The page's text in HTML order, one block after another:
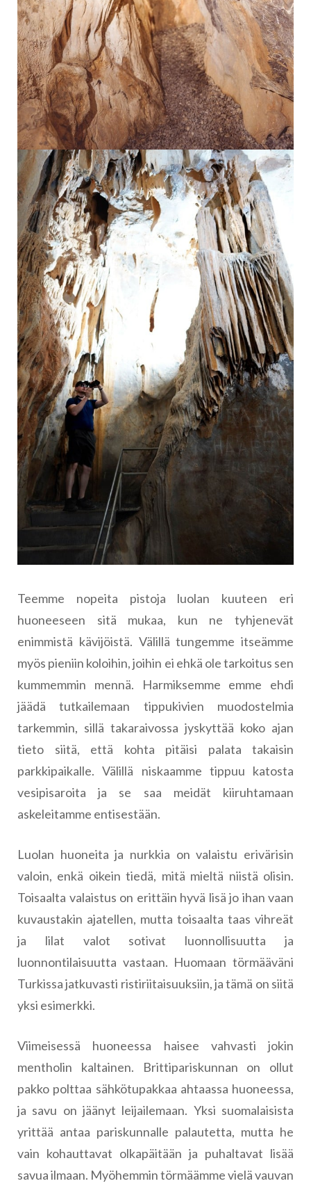
Teemme nopeita pistoja luolan kuuteen eri
huoneeseen sitä mukaa, kun ne tyhjenevät
enimmistä kävijöistä. Välillä tungemme itseämme
myös pieniin koloihin, joihin ei ehkä ole tarkoitus sen
kummemmin mennä. Harmiksemme emme ehdi
jäädä tutkailemaan tippukivien muodostelmia
tarkemmin, sillä takaraivossa jyskyttää koko ajan
tieto siitä, että kohta pitäisi palata takaisin
parkkipaikalle. Välillä niskaamme tippuu katosta
vesipisaroita ja se saa meidät kiiruhtamaan
askeleitamme entisestään.
Luolan huoneita ja nurkkia on valaistu erivärisin
valoin, enkä oikein tiedä, mitä mieltä niistä olisin.
Toisaalta valaistus on erittäin hyvä lisä jo ihan vaan
kuvaustakin ajatellen, mutta toisaalta taas vihreät
ja lilat valot sotivat luonnollisuutta ja
luonnontilaisuutta vastaan. Huomaan törmääväni
Turkissa jatkuvasti ristiriitaisuuksiin, ja tämä on siitä
yksi esimerkki.
Viimeisessä huoneessa haisee vahvasti jokin
mentholin kaltainen. Brittipariskunnan on ollut
pakko polttaa sähkötupakkaa ahtaassa huoneessa,
ja savu on jäänyt leijailemaan. Yksi suomalaisista
yrittää antaa pariskunnalle palautetta, mutta he
vain kohauttavat olkapäitään ja puhaltavat lisää
savua ilmaan. Myöhemmin törmäämme vielä vauvan